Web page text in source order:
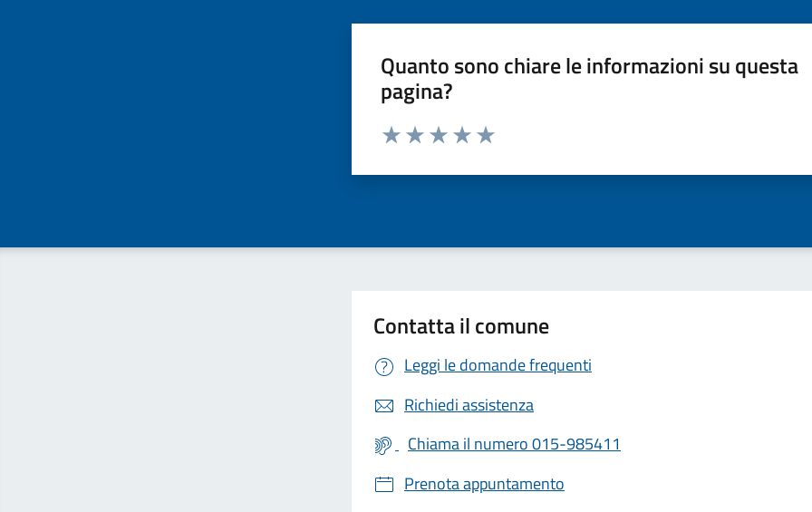
Quanto sono chiare le informazioni su questa
pagina?
Valuta da 1 a 5 stelle la pagina
Contatta il comune
Leggi le domande frequenti
Richiedi assistenza
Chiama il numero 015-985411
Prenota appuntamento